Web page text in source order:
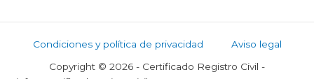
Condiciones y política de privacidad
Aviso legal
Copyright © 2026 - Certificado Registro Civil -